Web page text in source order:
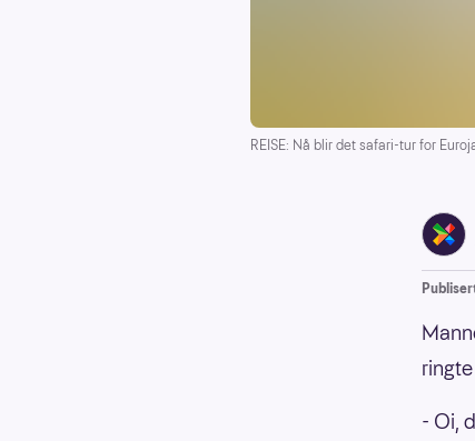
REISE: Nå blir det safari-tur for
- Oi,